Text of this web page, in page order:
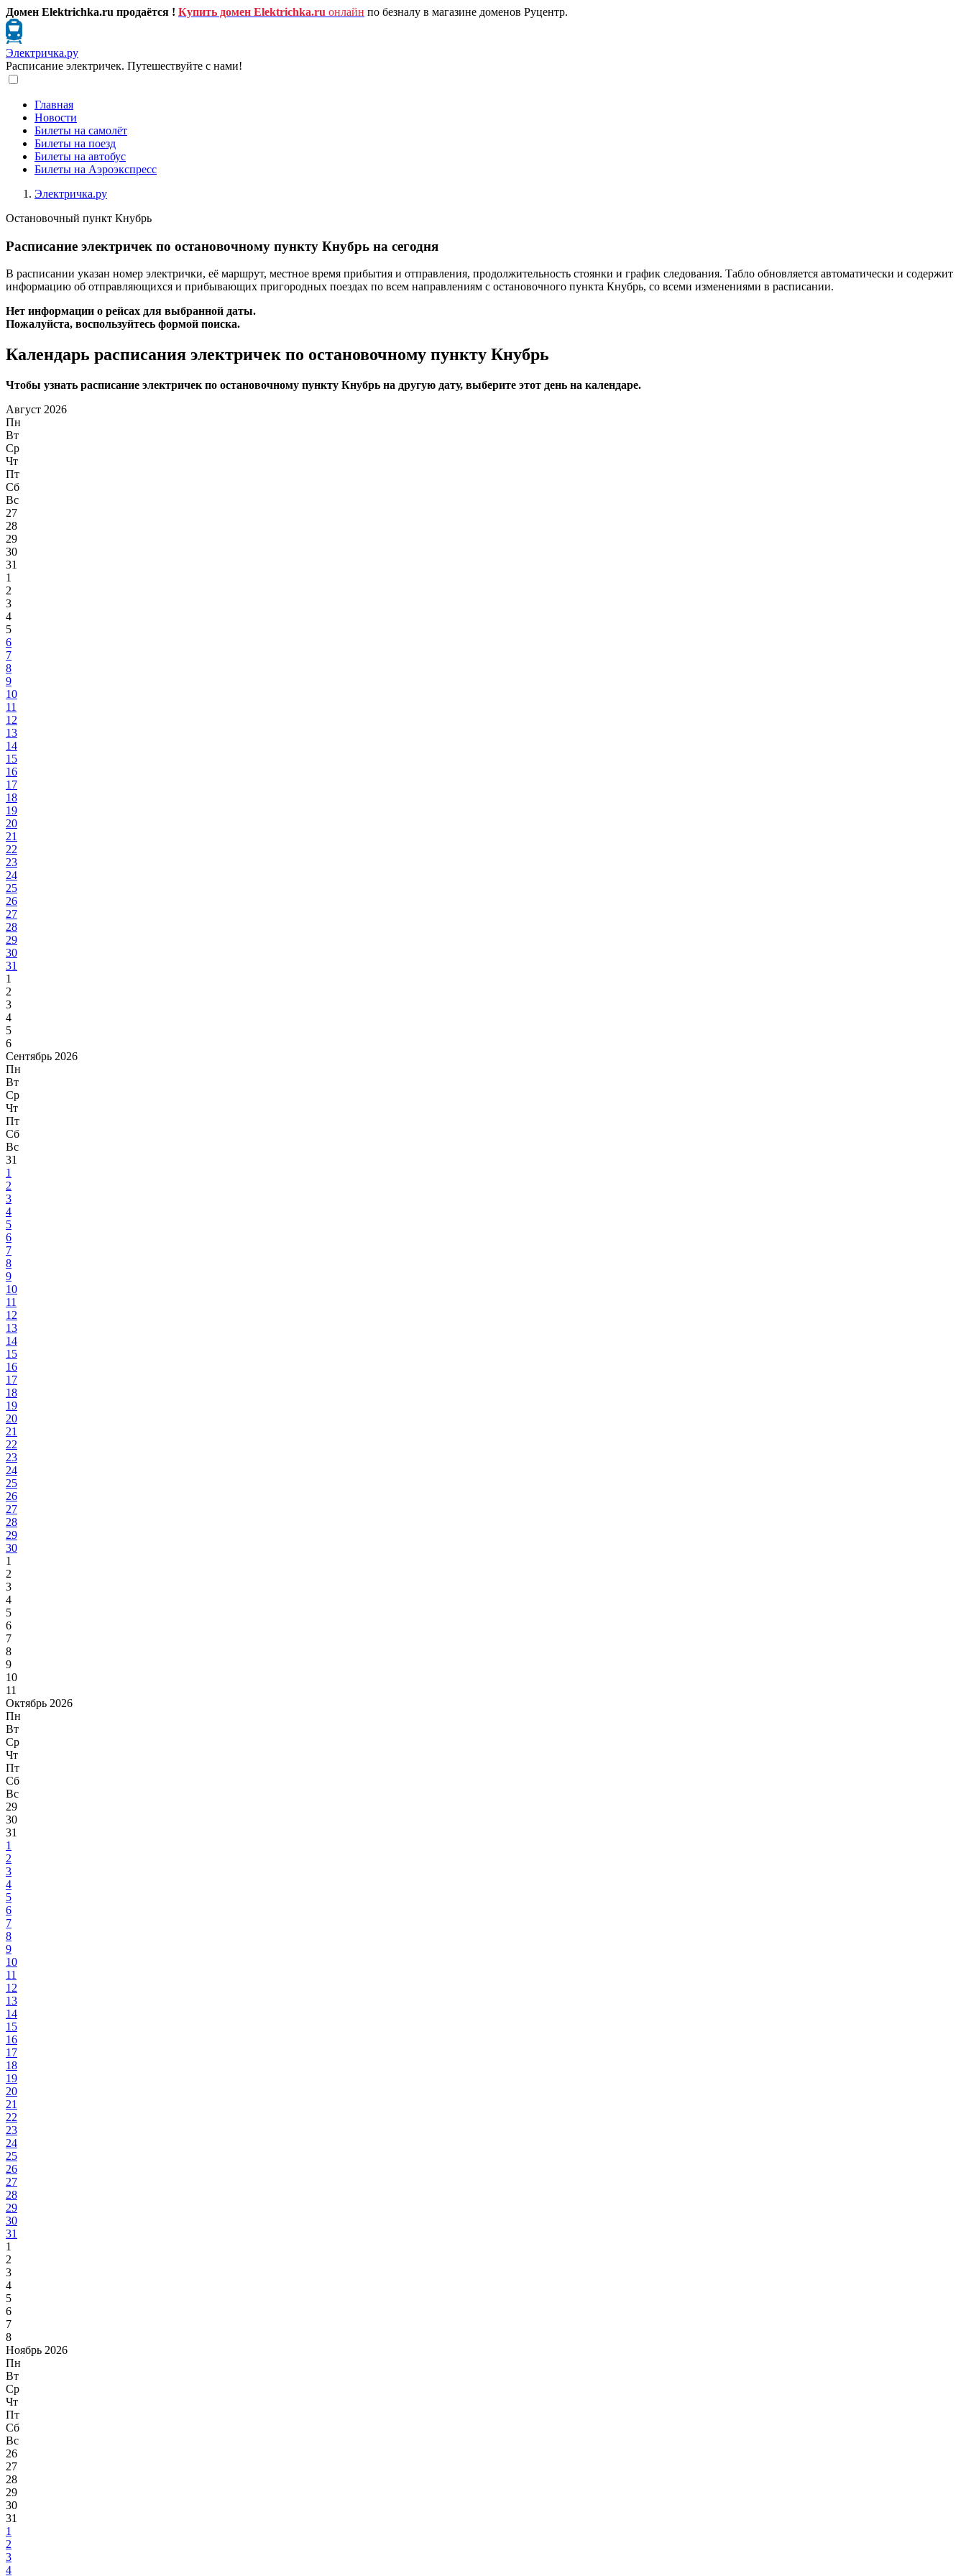
Домен Elektrichka.ru продаётся ! Купить домен Elektrichka.ru онлайн по безналу в магазине доменов Руцентр.
Электричка.ру
Расписание электричек. Путешествуйте с нами!
Главная
Новости
Билеты на самолёт
Билеты на поезд
Билеты на автобус
Билеты на Аэроэкспресс
Электричка.ру
Остановочный пункт Кнубрь
Расписание электричек по остановочному пункту Кнубрь на сегодня
В расписании указан номер электрички, её маршрут, местное время прибытия и отправления, продолжительность стоянки и график следования. Табло обновляется автоматически и содержит
информацию об отправляющихся и прибывающих пригородных поездах по всем направлениям с остановочного пункта Кнубрь, со всеми изменениями в расписании.
Нет информации о рейсах для выбранной даты.
Пожалуйста, воспользуйтесь формой поиска.
Календарь расписания электричек по остановочному пункту Кнубрь
Чтобы узнать расписание электричек по остановочному пункту Кнубрь на другую дату, выберите этот день на календаре.
Август 2026
Пн
Вт
Ср
Чт
Пт
Сб
Вс
27
28
29
30
31
1
2
3
4
5
6
7
8
9
10
11
12
13
14
15
16
17
18
19
20
21
22
23
24
25
26
27
28
29
30
31
1
2
3
4
5
6
Сентябрь 2026
Пн
Вт
Ср
Чт
Пт
Сб
Вс
31
1
2
3
4
5
6
7
8
9
10
11
12
13
14
15
16
17
18
19
20
21
22
23
24
25
26
27
28
29
30
1
2
3
4
5
6
7
8
9
10
11
Октябрь 2026
Пн
Вт
Ср
Чт
Пт
Сб
Вс
29
30
31
1
2
3
4
5
6
7
8
9
10
11
12
13
14
15
16
17
18
19
20
21
22
23
24
25
26
27
28
29
30
31
1
2
3
4
5
6
7
8
Ноябрь 2026
Пн
Вт
Ср
Чт
Пт
Сб
Вс
26
27
28
29
30
31
1
2
3
4